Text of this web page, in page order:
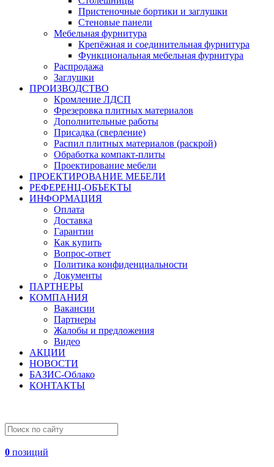
Пристеночные бортики и заглушки
Стеновые панели
Мебельная фурнитура
Крепёжная и соединительная фурнитура
Функциональная мебельная фурнитура
Распродажа
Заглушки
ПРОИЗВОДСТВО
Кромление ЛДСП
Фрезеровка плитных материалов
Дополнительные работы
Присадка (сверление)
Распил плитных материалов (раскрой)
Обработка компакт-плиты
Проектирование мебели
ПРОЕКТИРОВАНИЕ МЕБЕЛИ
РЕФЕРЕНЦ-ОБЪЕKТЫ
ИНФОРМАЦИЯ
Оплата
Доставка
Гарантии
Как купить
Вопрос-ответ
Политика конфиденциальности
Документы
ПАРТНЕРЫ
КОМПАНИЯ
Вакансии
Партнеры
Жалобы и предложения
Видео
АКЦИИ
НОВОСТИ
БАЗИС-Облако
КОНТАКТЫ
0 позиций